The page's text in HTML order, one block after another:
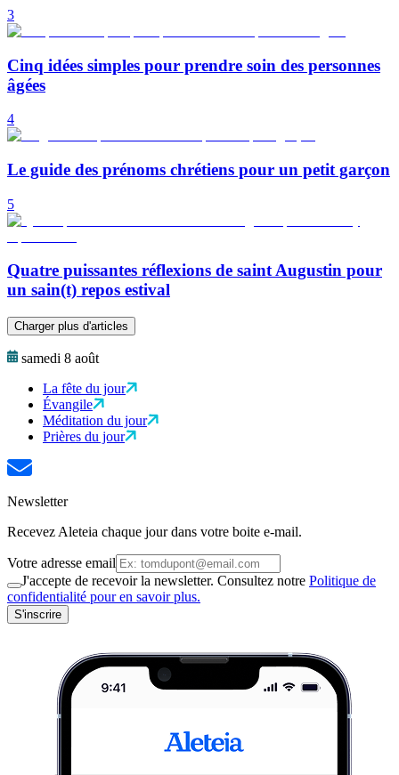
3
Cinq idées simples pour prendre soin des personnes
âgées
4
Le guide des prénoms chrétiens pour un petit garçon
5
Quatre puissantes réflexions de saint Augustin pour
un sain(t) repos estival
Charger plus d'articles
samedi 8 août
La fête du jour
Évangile
Méditation du jour
Prières du jour
Newsletter
Recevez Aleteia chaque jour dans votre boite e-mail.
Votre adresse email
J'accepte de recevoir la newsletter. Consultez notre Politique de
confidentialité pour en savoir plus.
S'inscrire